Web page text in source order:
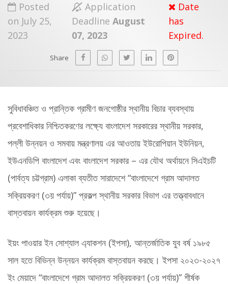
Posted
on July 25,
2023
Application
DeadlineAugust
07, 2023
Date
has
Expired.
Share
সুবিধাবঞ্চিত ও প্রান্তিক গ্রামীণ জনগোষ্ঠীর স্থানীয় বিচার ব্যবস্থায়
প্রবেশাধিকার নিশ্চিতকরণের লক্ষ্যে বাংলাদেশ সরকারের স্থানীয় সরকার,
পল্লী উন্নয়ন ও সমবায় মন্ত্রণালয় এর আওতায় ইউরোপিয়ান ইউনিয়ন,
ইউএনডিপি বাংলাদেশ এবং বাংলাদেশ সরকার – এর যৌথ অর্থায়নে সিএইচটি
(পার্বত্য চট্টগ্রাম) এলাকা ব্যতীত সারাদেশে “বাংলাদেশে গ্রাম আদালত
সক্রিয়করণ (৩য় পর্যায়)” প্রকল্প স্থানীয় সরকার বিভাগ এর তত্ত্বাবধানে
বাস্তবায়ন কার্যক্রম শুরু হয়েছে।
ইয়ং পাওয়ার ইন সোশ্যাল এ্যাকশন (ইপসা), আন্তর্জাতিক যুব বর্ষ ১৯৮৫
সাল হতে বিভিন্ন উন্নয়ন কার্যক্রম বাস্তবায়ন করছে। ইপসা ২০২৩-২০২৭
ইং মেয়াদে “বাংলাদেশে গ্রাম আদালত সক্রিয়করণ (৩য় পর্যায়)” শীর্ষক